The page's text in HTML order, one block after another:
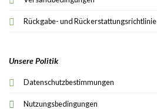
Rückgabe- und Rückerstattungsrichtlinie
Unsere Politik
Datenschutzbestimmungen
Nutzungsbedingungen